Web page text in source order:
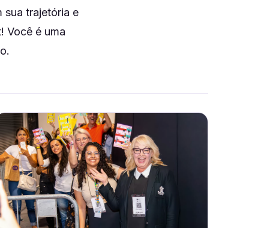
sua trajetória e
Você é uma